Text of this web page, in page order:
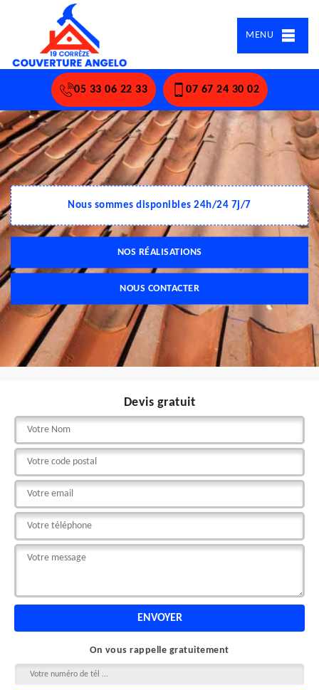
MENU
05 33 06 22 33 07 67 24 30 02
Nous sommes disponibles 24h/24 7j/7
NOS RÉALISATIONS
NOUS CONTACTER
Devis gratuit
On vous rappelle gratuitement